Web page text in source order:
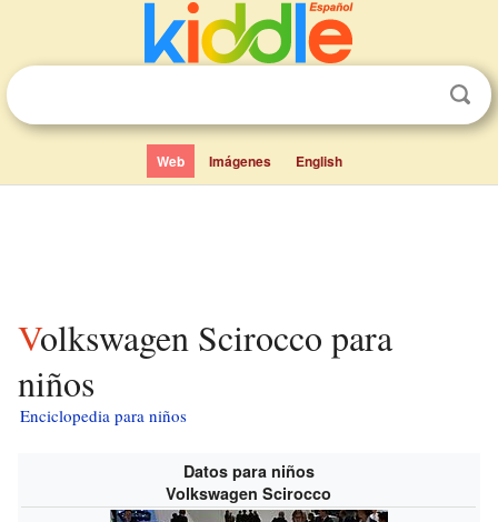
Web Imágenes English
Volkswagen Scirocco para
niños
Enciclopedia para niños
Datos para niños
Volkswagen Scirocco